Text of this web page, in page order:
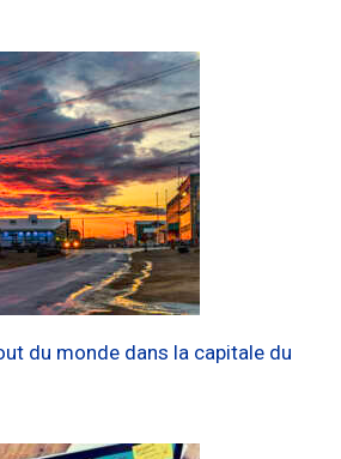
du monde dans la capitale du